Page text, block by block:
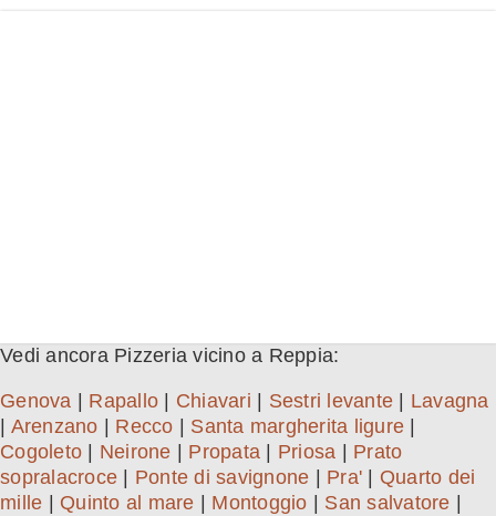
Vedi ancora Pizzeria vicino a Reppia:
Genova Rapallo Chiavari Sestri levante
Lavagna
Arenzano Recco Santa margherita ligure
Cogoleto
Neirone Propata Priosa
Prato
sopralacroce
Ponte di savignone Pra'
Quarto dei
mille
Quinto al mare Montoggio San salvatore